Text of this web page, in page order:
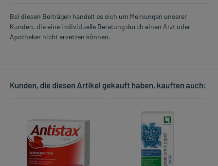
Bei diesen Beiträgen handelt es sich um Meinungen unserer
Kunden, die eine individuelle Beratung durch einen Arzt oder
Apotheker nicht ersetzen können.
Kunden, die diesen Artikel gekauft haben, kauften auch: